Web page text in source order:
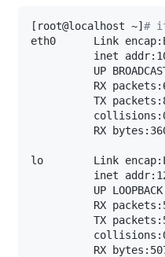
[ root@localhost ~] #
RX
RX